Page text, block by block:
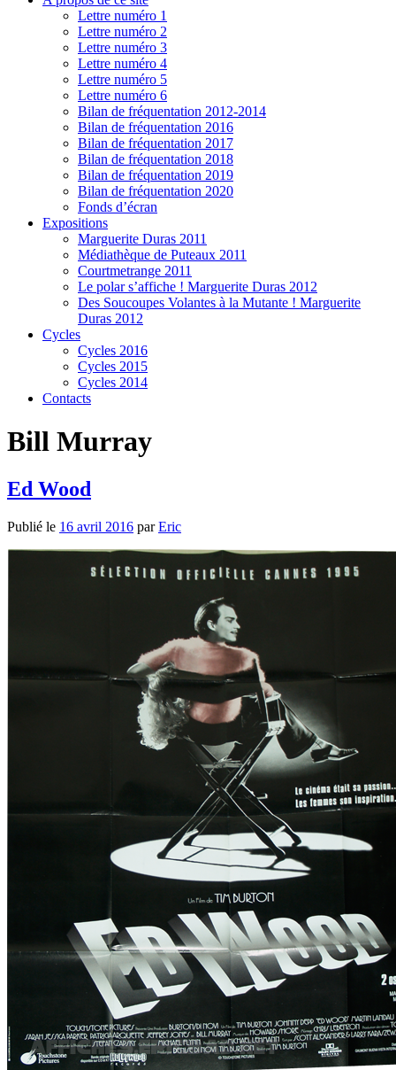
Lettre numéro 1
Lettre numéro 2
Lettre numéro 3
Lettre numéro 4
Lettre numéro 5
Lettre numéro 6
Bilan de fréquentation 2012-2014
Bilan de fréquentation 2016
Bilan de fréquentation 2017
Bilan de fréquentation 2018
Bilan de fréquentation 2019
Bilan de fréquentation 2020
Fonds d’écran
Expositions
Marguerite Duras 2011
Médiathèque de Puteaux 2011
Courtmetrange 2011
Le polar s’affiche ! Marguerite Duras 2012
Des Soucoupes Volantes à la Mutante ! Marguerite
Duras 2012
Cycles
Cycles 2016
Cycles 2015
Cycles 2014
Contacts
Bill Murray
Ed Wood
Publié le 16 avril 2016 parEric